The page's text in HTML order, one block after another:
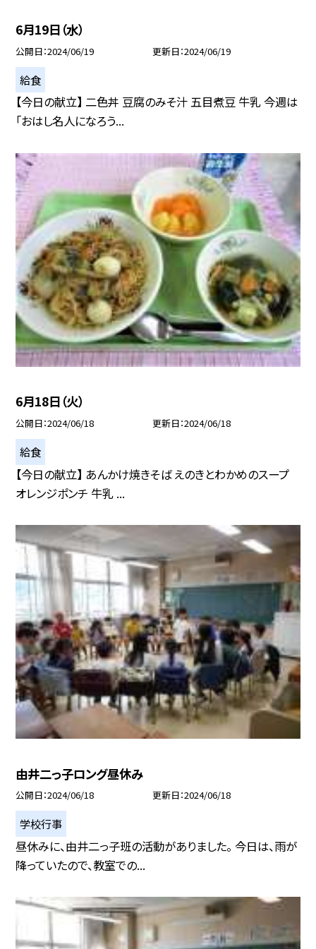
6月19日（水）
公開日 2024/06/19 更新日 2024/06/19
給食
【今日の献立】 二色丼 豆腐のみそ汁 五目煮豆 牛乳 今週は
「おはし名人になろう...
6月18日（火）
公開日 2024/06/18 更新日 2024/06/18
給食
【今日の献立】 あんかけ焼きそば えのきとわかめのスープ
オレンジポンチ 牛乳 ...
由井二っ子ロング昼休み
公開日 2024/06/18 更新日 2024/06/18
学校行事
昼休みに、由井二っ子班の活動がありました。 今日は、雨が
降っていたので、教室での...